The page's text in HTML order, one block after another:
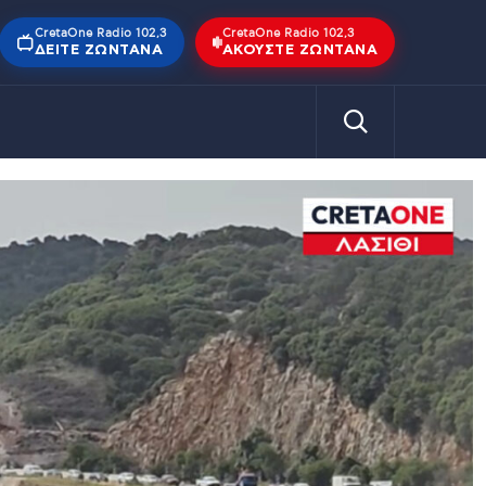
CretaOne Radio 102,3
ΔΕΊΤΕ ΖΩΝΤΑΝΆ
CretaOne Radio 102,3
ΑΚΟΎΣΤΕ ΖΩΝΤΑΝΆ